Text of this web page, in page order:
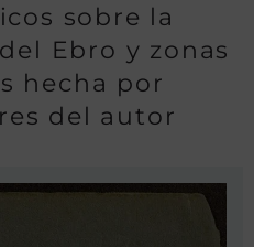
sobre la
Ebro y zonas
hecha por
del autor